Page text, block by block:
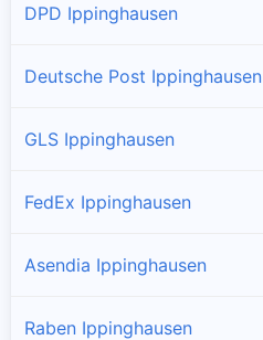
DPD Ippinghausen
Deutsche Post Ippinghausen
GLS Ippinghausen
FedEx Ippinghausen
Asendia Ippinghausen
Raben Ippinghausen